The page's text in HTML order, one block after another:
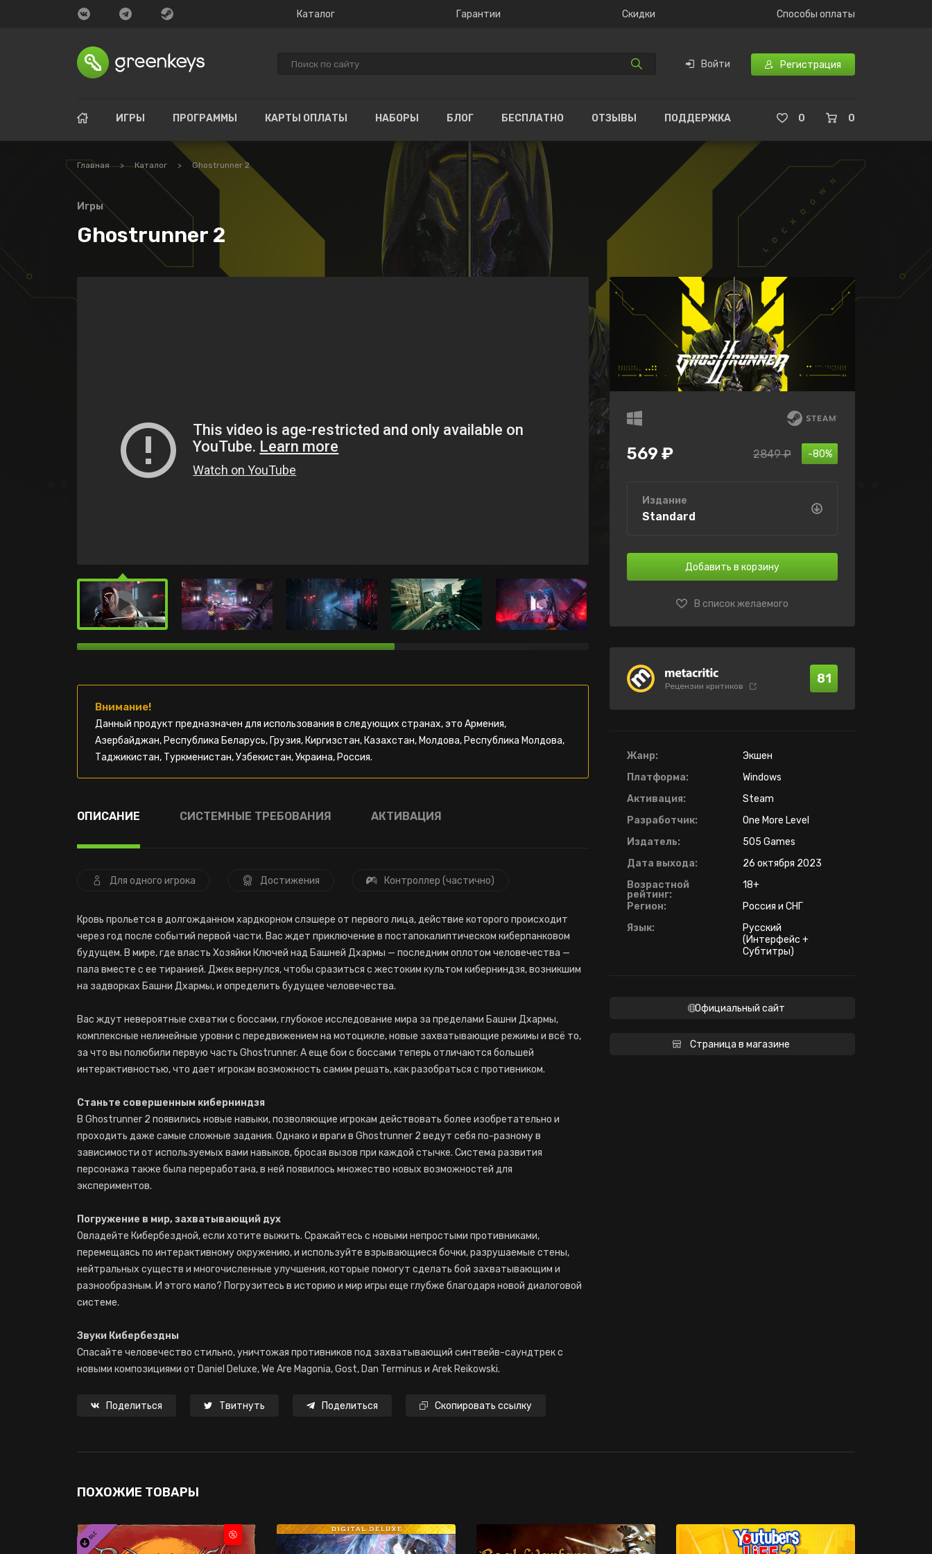
Каталог Гарантии Скидки Способы оплаты
Войти Регистрация
ИГРЫ ПРОГРАММЫ КАРТЫ ОПЛАТЫ НАБОРЫ БЛОГ БЕСПЛАТНО ОТЗЫВЫ ПОДДЕРЖКА 0
0
Главная > Каталог > Ghostrunner 2
Игры
Ghostrunner 2
Внимание!
Данный продукт предназначен для использования в следующих странах, это Армения,
Азербайджан, Республика Беларусь, Грузия, Киргизстан, Казахстан, Молдова, Республика Молдова,
Таджикистан, Туркменистан, Узбекистан, Украина, Россия.
ОПИСАНИЕ СИСТЕМНЫЕ ТРЕБОВАНИЯ АКТИВАЦИЯ
Для одного игрока Достижения Контроллер (частично)
Кровь прольется в долгожданном хардкорном слэшере от первого лица, действие которого происходит
через год после событий первой части. Вас ждет приключение в постапокалиптическом киберпанковом
будущем. В мире, где власть Хозяйки Ключей над Башней Дхармы — последним оплотом человечества —
пала вместе с ее тиранией. Джек вернулся, чтобы сразиться с жестоким культом киберниндзя, возникшим
на задворках Башни Дхармы, и определить будущее человечества.
Вас ждут невероятные схватки с боссами, глубокое исследование мира за пределами Башни Дхармы,
комплексные нелинейные уровни с передвижением на мотоцикле, новые захватывающие режимы и всё то,
за что вы полюбили первую часть Ghostrunner. А еще бои с боссами теперь отличаются большей
интерактивностью, что дает игрокам возможность самим решать, как разобраться с противником.
Станьте совершенным киберниндзя
В Ghostrunner 2 появились новые навыки, позволяющие игрокам действовать более изобретательно и
проходить даже самые сложные задания. Однако и враги в Ghostrunner 2 ведут себя по-разному в
зависимости от используемых вами навыков, бросая вызов при каждой стычке. Система развития
персонажа также была переработана, в ней появилось множество новых возможностей для
экспериментов.
Погружение в мир, захватывающий дух
Овладейте Кибербездной, если хотите выжить. Сражайтесь с новыми непростыми противниками,
перемещаясь по интерактивному окружению, и используйте взрывающиеся бочки, разрушаемые стены,
нейтральных существ и многочисленные улучшения, которые помогут сделать бой захватывающим и
разнообразным. И этого мало? Погрузитесь в историю и мир игры еще глубже благодаря новой диалоговой
системе.
Звуки Кибербездны
Спасайте человечество стильно, уничтожая противников под захватывающий синтвейв-саундтрек с
новыми композициями от Daniel Deluxe, We Are Magonia, Gost, Dan Terminus и Arek Reikowski.
Поделиться Твитнуть Поделиться Скопировать ссылку
569 ₽ -80%
2849 ₽
Издание
Standard
Добавить в корзину
В список желаемого
Рецензии критиков 81
Жанр:
Экшен
Платформа:
Windows
Активация:
Steam
Разработчик:
One More Level
Издатель:
505 Games
Дата выхода:
26 октября 2023
Возрастной
рейтинг:
18+
Регион:
Россия и СНГ
Язык:
Русский
(Интерфейс +
Субтитры)
Официальный сайт
Страница в магазине
ПОХОЖИЕ ТОВАРЫ